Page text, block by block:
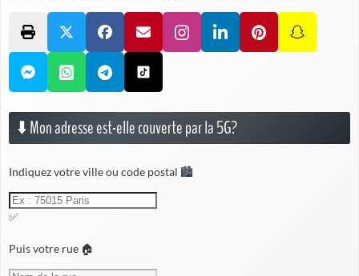
⬇️ Mon adresse est-elle couverte par la 5G?
Indiquez votre ville ou code postal 🏙️
✅
Puis votre rue 🏠